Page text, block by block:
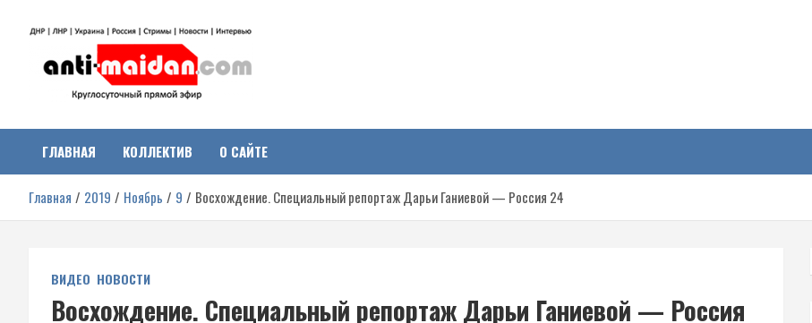
Антимайдан:
Гражданская война на
Украине
о гражданской войне на Украине, включая события в Новороссии,
ДНР, ЛНР и других регионах.
ГЛАВНАЯ КОЛЛЕКТИВ О САЙТЕ
Главная 2019 Ноябрь 9 Восхождение. Специальный репортаж Дарьи Ганиевой — Россия 24
ВИДЕО НОВОСТИ
Восхождение. Специальный репортаж Дарьи Ганиевой — Россия